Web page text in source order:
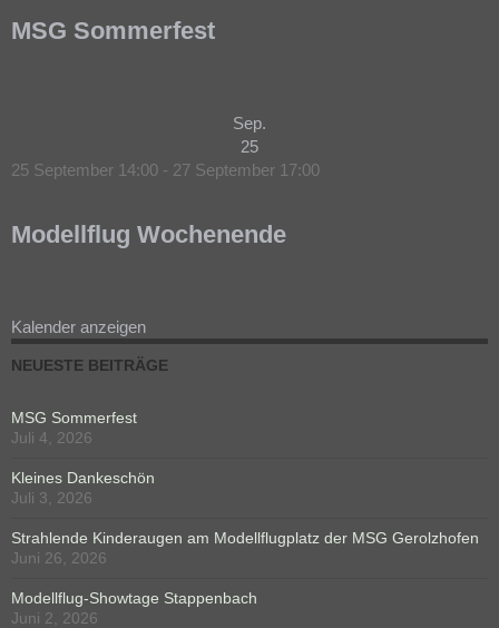
MSG Sommerfest
Sep.
25
25 September 14:00 - 27 September 17:00
Modellflug Wochenende
Kalender anzeigen
NEUESTE BEITRÄGE
MSG Sommerfest
Juli 4, 2026
Kleines Dankeschön
Juli 3, 2026
Strahlende Kinderaugen am Modellflugplatz der MSG Gerolzhofen
Juni 26, 2026
Modellflug-Showtage Stappenbach
Juni 2, 2026